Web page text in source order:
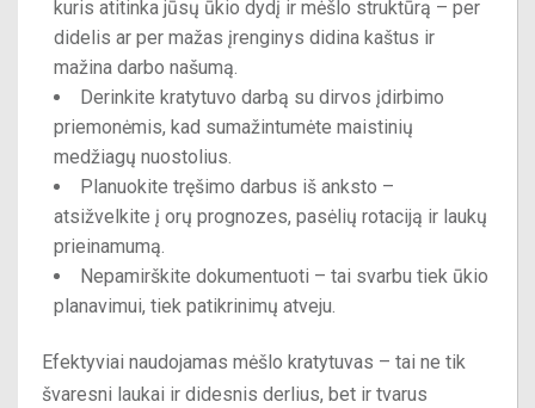
kuris atitinka jūsų ūkio dydį ir mėšlo struktūrą – per
didelis ar per mažas įrenginys didina kaštus ir
mažina darbo našumą.
Derinkite kratytuvo darbą su dirvos įdirbimo
priemonėmis, kad sumažintumėte maistinių
medžiagų nuostolius.
Planuokite tręšimo darbus iš anksto –
atsižvelkite į orų prognozes, pasėlių rotaciją ir laukų
prieinamumą.
Nepamirškite dokumentuoti – tai svarbu tiek ūkio
planavimui, tiek patikrinimų atveju.
Efektyviai naudojamas mėšlo kratytuvas – tai ne tik
švaresni laukai ir didesnis derlius, bet ir tvarus